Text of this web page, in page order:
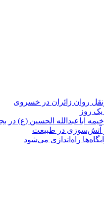
روان زائران در خسروی
اباعبدالله الحسین (ع) در
آتش‌سوزی در طبیعت
راه‌اندازی می‌شود